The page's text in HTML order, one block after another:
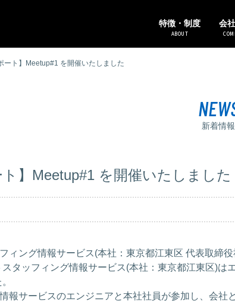
特徴・制度
ABOUT
会
ート】Meetup#1 を開催いたしました
新着情報
ト】Meetup#1 を開催いたしました
ィング情報サービス(本社：東京都江東区 代表取締
タッフィング情報サービス(本社：東京都江東区)は
報サービスのエンジニアと本社社員が参加し、会社